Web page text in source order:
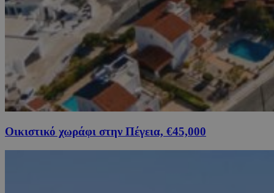
Οικιστικό χωράφι στην Πέγεια, €45,000